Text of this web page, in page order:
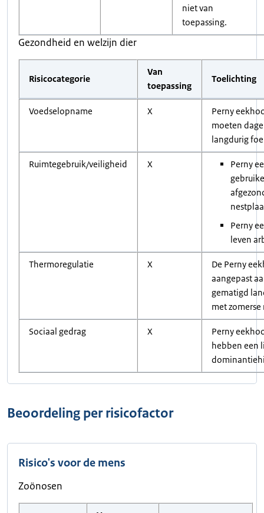
niet van
toepassing.
Gezondheid en welzijn dier
Risicocategorie
Van
toepassing
Toelichting
Voedselopname X
Perny
moeten
langdurig
Ruimtegebruik/veiligheid X
Perny
Perny
leven
Thermoregulatie X
De Perny
aangepast
gematigd
met zomerse
Sociaal gedrag X
Perny
hebben een
Beoordeling per risicofactor
Risico's voor de mens
Zoönosen